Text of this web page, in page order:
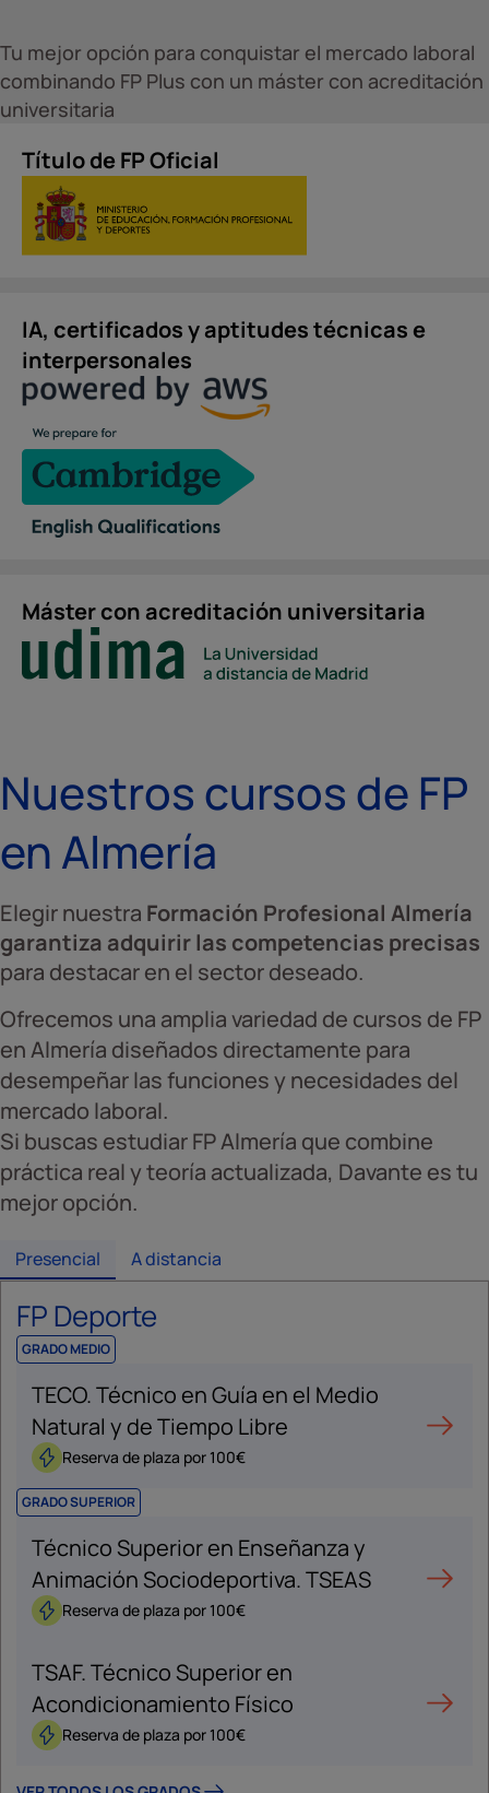
Tu mejor opción para conquistar el mercado laboral
combinando FP Plus con un máster con acreditación
universitaria
Título de FP Oficial
IA, certificados y aptitudes técnicas e
interpersonales
Máster con acreditación universitaria
Nuestros cursos de FP
en Almería
Elegir nuestra Formación Profesional Almería
garantiza adquirir las competencias precisas
para destacar en el sector deseado.
Ofrecemos una amplia variedad de cursos de FP
en Almería diseñados directamente para
desempeñar las funciones y necesidades del
mercado laboral.
Si buscas estudiar FP Almería que combine
práctica real y teoría actualizada, Davante es tu
mejor opción.
Presencial A distancia
FP Deporte
GRADO MEDIO
TECO. Técnico en Guía en el Medio
Natural y de Tiempo Libre
Reserva de plaza por 100€
GRADO SUPERIOR
Técnico Superior en Enseñanza y
Animación Sociodeportiva. TSEAS
Reserva de plaza por 100€
TSAF. Técnico Superior en
Acondicionamiento Físico
Reserva de plaza por 100€